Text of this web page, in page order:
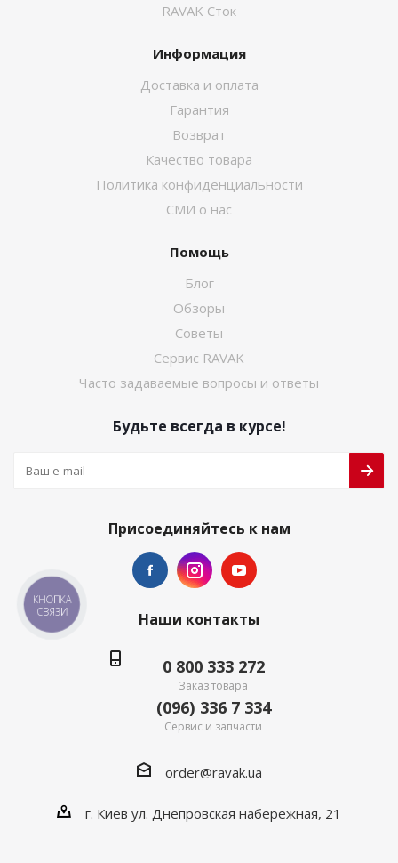
RAVAK Сток
Информация
Доставка и оплата
Гарантия
Возврат
Качество товара
Политика конфиденциальности
СМИ о нас
Помощь
Блог
Обзоры
Советы
Сервис RAVAK
Часто задаваемые вопросы и ответы
Будьте всегда в курсе!
Присоединяйтесь к нам
Наши контакты
0 800 333 272
Заказ товара
(096) 336 7 334
Сервис и запчасти
order@ravak.ua
г. Киев ул. Днепровская набережная, 21
КНОПКА
СВЯЗИ